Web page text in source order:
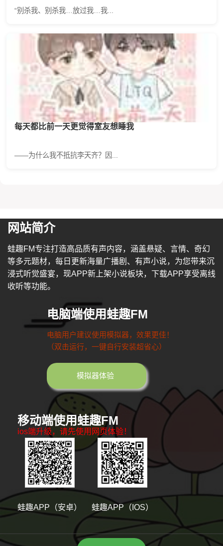
“别杀我、别杀我…放过我…我...
每天都比前一天更觉得室友想睡我
——为什么我不抵抗李天齐？因...
网站简介
蛙趣FM专注打造高品质有声内容，涵盖悬疑、言情、奇幻
等多元题材，每日更新海量广播剧、有声小说，为您带来沉
浸式听觉盛宴，现APP新上架小说板块，下载APP享受离线
收听等功能。
电脑端使用蛙趣FM
电脑用户建议使用模拟器，效果更佳！
（双击运行，一键自行安装超省心）
模拟器体验
移动端使用蛙趣FM
ios端升级，请先使用网页体验！
蛙趣APP（安卓） 蛙趣APP（IOS）